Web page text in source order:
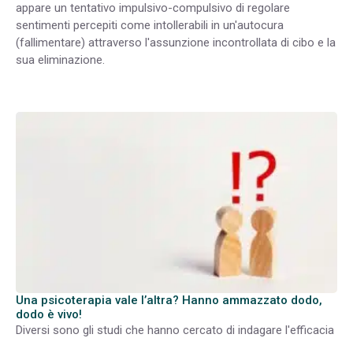
appare un tentativo impulsivo-compulsivo di regolare
sentimenti percepiti come intollerabili in un'autocura
(fallimentare) attraverso l'assunzione incontrollata di cibo e la
sua eliminazione.
Una psicoterapia vale l’altra? Hanno ammazzato dodo,
dodo è vivo!
Diversi sono gli studi che hanno cercato di indagare l'efficacia